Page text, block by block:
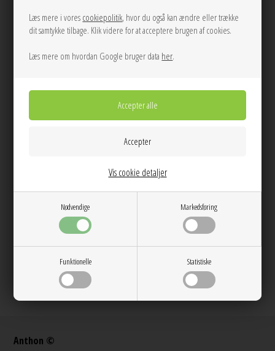
Læs mere i vores cookiepolitik, hvor du også kan ændre eller trække
dit samtykke tilbage. Klik videre for at acceptere brugen af cookies.
Læs mere om hvordan Google bruger data her.
Nødvendige Markedsføring
Funktionelle Statistiske
Vis cookie detaljer
Kvalitet:100% Bomuld
Skånevask 30 grader
Pasform:Afslappet pasform
Gratis fragt v. køb over 600 DKK
Anthon ©